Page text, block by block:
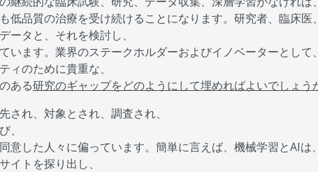
品質の治療を受け続けることになります。研究者、臨床医、
ータと、それを検討し、
ます。業界のステークホルダーおよびイノベーターとして、
ィのために貴重な、
ある研究のギャップをどのようにして埋めればよいでしょう
れ、対象とされ、調査され、
、
した人々に偏っています。簡単に言えば、機械学習とAIは、
イトを探り出し、